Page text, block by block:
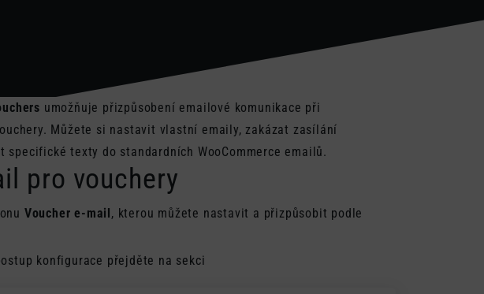
umožňuje přizpůsobení emailové komunikace při
Můžete si nastavit vlastní emaily, zakázat zasílání
texty do standardních WooCommerce emailů.
pro vouchery
Voucher e-mail, kterou můžete nastavit a přizpůsobit podle
konfigurace přejděte na sekci